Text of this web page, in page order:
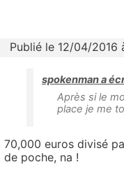
Publié le 12/04/2016
spokenman a
Après si le
place je me
70,000 euros divisé
de poche, na !